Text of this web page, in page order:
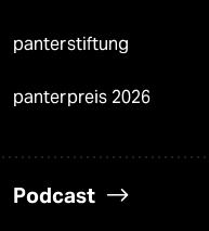
panterstiftung
panterpreis 2026
Podcast